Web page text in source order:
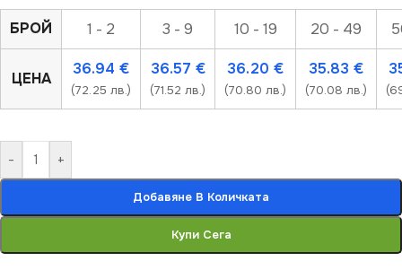
БРОЙ 1 - 2 3 - 9 10 - 19 20 - 49
ЦЕНА
36.94 €
(72.25 лв.)
36.57 €
(71.52 лв.)
36.20 €
(70.80 лв.)
35.83 €
(70.08 лв.)
- +
Добавяне В Количката
Купи Сега